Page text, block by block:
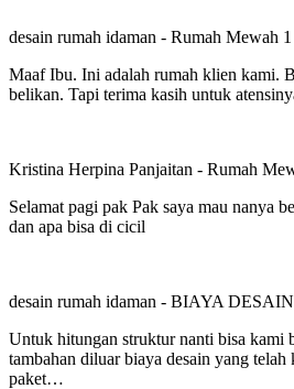
desain rumah idaman - Rumah Mewah
Maaf Ibu. Ini adalah rumah klien kami.
belikan. Tapi terima kasih untuk
Kristina Herpina Panjaitan - Rumah
Selamat pagi pak Pak saya mau nanya
dan apa bisa di cicil
desain rumah idaman - BIAYA
Untuk hitungan struktur nanti bisa kami
tambahan diluar biaya desain yang
paket…